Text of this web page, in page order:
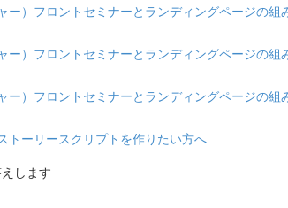
ー）フロントセミナーとランディングページの
ー）フロントセミナーとランディングページの
ー）フロントセミナーとランディングページの
トーリースクリプトを作りたい方へ
します